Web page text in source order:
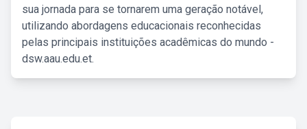
sua jornada para se tornarem uma geração notável,
utilizando abordagens educacionais reconhecidas
pelas principais instituições acadêmicas do mundo -
dsw.aau.edu.et.